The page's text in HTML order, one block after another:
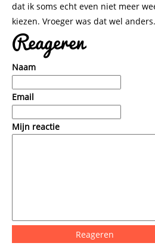
dat ik soms echt even niet meer
kiezen. Vroeger was dat wel
Reageren
Naam
Email
Mijn reactie